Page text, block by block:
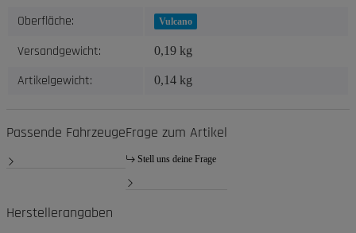
Oberfläche: Vulcano
Versandgewicht: 0,19 kg
Artikelgewicht: 0,14 kg
Passende FahrzeugeFrage zum Artikel
Stell uns deine Frage
Herstellerangaben